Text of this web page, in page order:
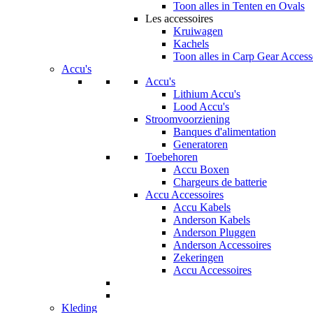
Toon alles in Tenten en Ovals
Les accessoires
Kruiwagen
Kachels
Toon alles in Carp Gear
Accu's
Accu's
Lithium Accu's
Lood Accu's
Stroomvoorziening
Banques d'alimentation
Generatoren
Toebehoren
Accu Boxen
Chargeurs de batterie
Accu Accessoires
Accu Kabels
Anderson Kabels
Anderson Pluggen
Anderson Accessoires
Zekeringen
Accu Accessoires
Kleding